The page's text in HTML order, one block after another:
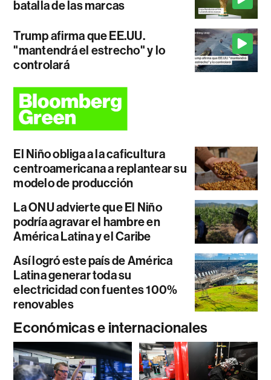
batalla de las marcas
Trump afirma que EE.UU.
"mantendrá el estrecho" y lo
controlará
El Niño obliga a la caficultura
centroamericana a replantear su
modelo de producción
La ONU advierte que El Niño
podría agravar el hambre en
América Latina y el Caribe
Así logró este país de América
Latina generar toda su
electricidad con fuentes 100%
renovables
Económicas e internacionales